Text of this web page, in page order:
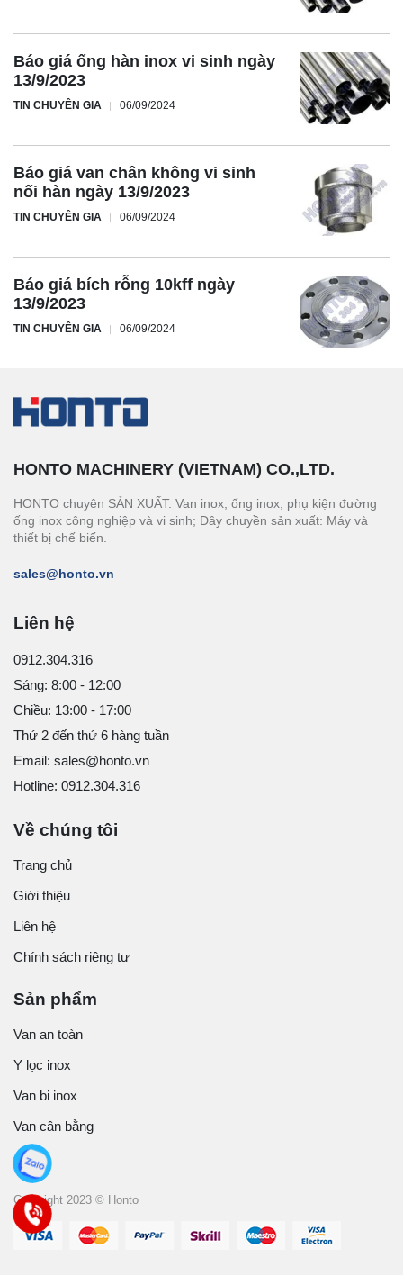
Báo giá ống hàn inox vi sinh ngày
13/9/2023
TIN CHUYÊN GIA 06/09/2024
Báo giá van chân không vi sinh
nối hàn ngày 13/9/2023
TIN CHUYÊN GIA 06/09/2024
Báo giá bích rỗng 10kff ngày
13/9/2023
TIN CHUYÊN GIA 06/09/2024
HONTO MACHINERY (VIETNAM) CO.,LTD.
HONTO chuyên SẢN XUẤT: Van inox, ống inox; phụ kiện đường
ống inox công nghiệp và vi sinh; Dây chuyền sản xuất: Máy và
thiết bị chế biến.
sales@honto.vn
Liên hệ
0912.304.316
Sáng: 8:00 - 12:00
Chiều: 13:00 - 17:00
Thứ 2 đến thứ 6 hàng tuần
Email: sales@honto.vn
Hotline: 0912.304.316
Về chúng tôi
Trang chủ
Giới thiệu
Liên hệ
Chính sách riêng tư
Sản phẩm
Van an toàn
Y lọc inox
Van bi inox
Van cân bằng
Copyright 2023 © Honto